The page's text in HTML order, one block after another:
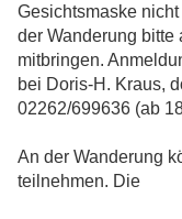
Gesichtsmaske
der Wanderung
mitbringen.
bei Doris-H. Kraus,
02262/699636 (ab
An der Wanderung
teilnehmen. Die